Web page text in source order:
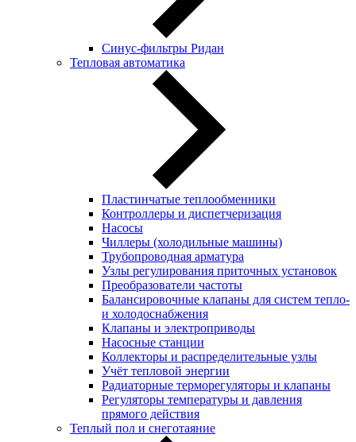
Синус-фильтры Ридан
Тепловая автоматика
Пластинчатые теплообменники
Контроллеры и диспетчеризация
Насосы
Чиллеры (холодильные машины)
Трубопроводная арматура
Узлы регулирования приточных установок
Преобразователи частоты
Балансировочные клапаны для систем тепло-
и холодоснабжения
Клапаны и электроприводы
Насосные станции
Коллекторы и распределительные узлы
Учёт тепловой энергии
Радиаторные терморегуляторы и клапаны
Регуляторы температуры и давления
прямого действия
Теплый пол и снеготаяние